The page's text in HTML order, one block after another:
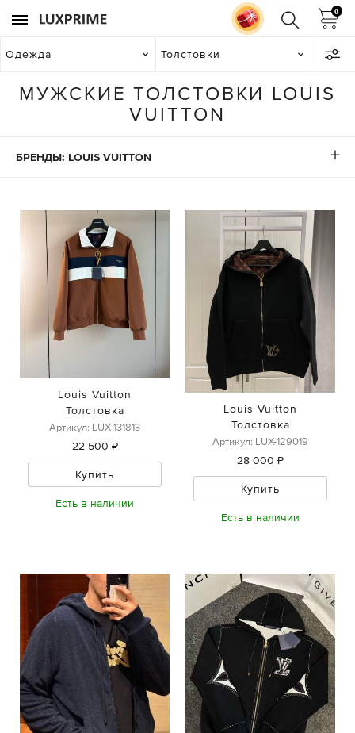
0
Одежда Толстовки
МУЖСКИЕ ТОЛСТОВКИ LOUIS
VUITTON
БРЕНДЫ: LOUIS VUITTON
Louis Vuitton
Толстовка
Артикул: LUX-131813
22 500 ₽
Купить
Есть в наличии
Louis Vuitton
Толстовка
Артикул: LUX-129019
28 000 ₽
Купить
Есть в наличии